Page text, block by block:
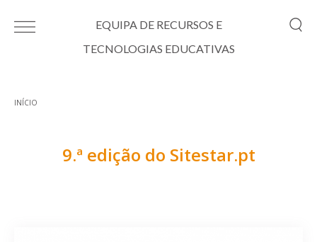
EQUIPA DE RECURSOS E
TECNOLOGIAS EDUCATIVAS
INÍCIO
9.ª edição do Sitestar.pt